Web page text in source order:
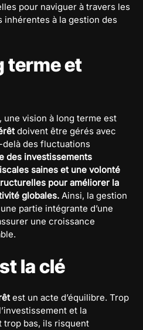
pour naviguer à travers les
à la gestion des
terme et
vision à long terme est
doivent être gérés avec
delà des fluctuations
des investissements
saines et une volonté
pour améliorer la
globales. Ainsi, la gestion
partie intégrante d’une
une croissance
la clé
est un acte d’équilibre. Trop
et la
trop bas, ils risquent